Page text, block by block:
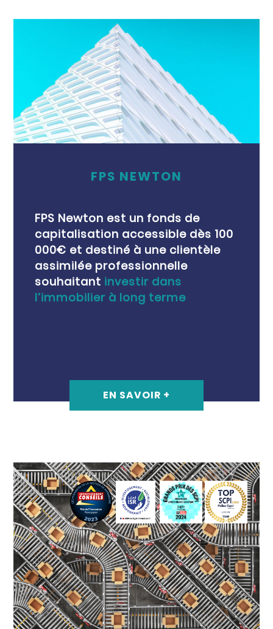
FPS NEWTON
FPS Newton est un fonds de
capitalisation accessible dès 100
000€ et destiné à une clientèle
assimilée professionnelle
souhaitant investir dans
l’immobilier à long terme
EN SAVOIR +